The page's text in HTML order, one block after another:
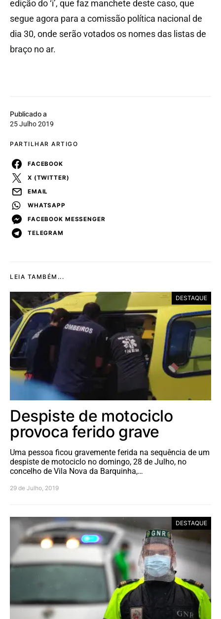
Publicado a
25 Julho 2019
PARTILHAR ARTIGO
FACEBOOK
X (TWITTER)
EMAIL
WHATSAPP
FACEBOOK MESSENGER
TELEGRAM
edição do ‘i’, que faz manchete deste caso, que
segue agora para a comissão política nacional de
dia 30, onde serão votados os nomes das listas de
braço no ar.
LEIA TAMBÉM...
DESTAQUE
Despiste de motociclo
provoca ferido grave
Uma pessoa ficou gravemente ferida na sequência de um
despiste de motociclo no domingo, 28 de Julho, no
concelho de Vila Nova da Barquinha,…
29 de Julho, 2019
DESTAQUE